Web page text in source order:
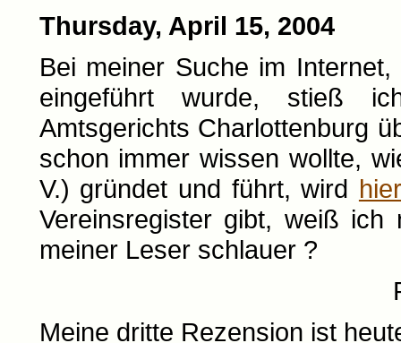
Thursday, April 15, 2004
Bei meiner Suche im
eingeführt wurde, stieß
Amtsgerichts Charlottenburg
schon immer wissen wollte,
V.) gründet und führt, wird hier
Vereinsregister gibt, weiß
meiner Leser schlauer ?
Meine dritte Rezension ist